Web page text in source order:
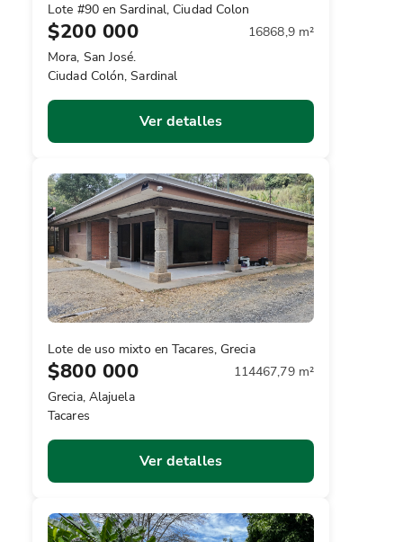
Lote #90 en Sardinal, Ciudad Colon
$200 000
16868,9 m²
Mora, San José.
Ciudad Colón, Sardinal
Ver detalles
Lote de uso mixto en Tacares, Grecia
$800 000
114467,79 m²
Grecia, Alajuela
Tacares
Ver detalles